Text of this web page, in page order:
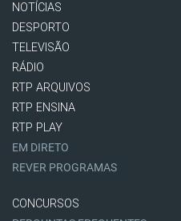
NOTÍCIAS
DESPORTO
TELEVISÃO
RÁDIO
RTP ARQUIVOS
RTP ENSINA
RTP PLAY
EM DIRETO
REVER PROGRAMAS
CONCURSOS